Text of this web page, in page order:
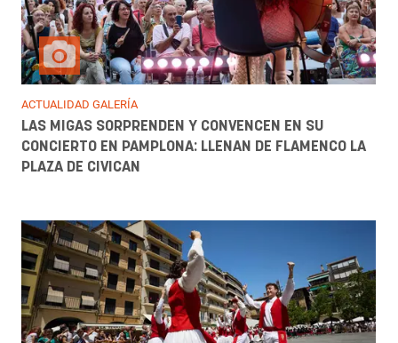
ACTUALIDAD GALERÍA
LAS MIGAS SORPRENDEN Y CONVENCEN EN SU
CONCIERTO EN PAMPLONA: LLENAN DE FLAMENCO LA
PLAZA DE CIVICAN